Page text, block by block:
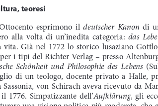
teoresi
esprimono  il deutscher  Kanon
di
alla  volta  di  un’inedita  categoria: das
vita.  Già  nel  1772  lo  storico  lusaziano
i  tipi  del  Richter  Verlag  –  presso
Schönheit  und  Philosophie  des  Lebens
di  un  teologo,  docente  privato  a  Halle,
von  Schirach  aveva  ricevuto  da
1776.  Simpatizzante  dell’ Aufklärung,  gli
una  visione  politica  più  moderata,  che